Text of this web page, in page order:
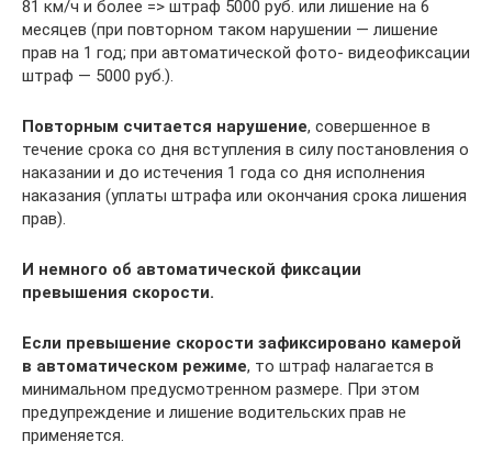
81 км/ч и более => штраф 5000 руб. или лишение на 6
месяцев (при повторном таком нарушении — лишение
прав на 1 год; при автоматической фото- видеофиксации
штраф — 5000 руб.).
Повторным считается нарушение, совершенное в
течение срока со дня вступления в силу постановления о
наказании и до истечения 1 года со дня исполнения
наказания (уплаты штрафа или окончания срока лишения
прав).
И немного об автоматической фиксации
превышения скорости.
Если превышение скорости зафиксировано камерой
в автоматическом режиме, то штраф налагается в
минимальном предусмотренном размере. При этом
предупреждение и лишение водительских прав не
применяется.